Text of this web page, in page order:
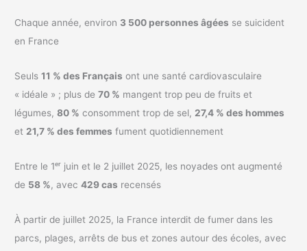
Chaque année, environ 3 500 personnes âgées se suicident
en France
Seuls11 % des Français ont une santé cardiovasculaire
« idéale » ; plus de70 % mangent trop peu de fruits et
légumes,80 % consomment trop de sel, 27,4 % des hommes
et 21,7 % des femmes fument quotidiennement
Entre le 1ᵉʳ juin et le 2 juillet 2025, les noyades ont augmenté
de 58 %, avec429 cas recensés
À partir de juillet 2025, la France interdit de fumer dans les
parcs, plages, arrêts de bus et zones autour des écoles, avec